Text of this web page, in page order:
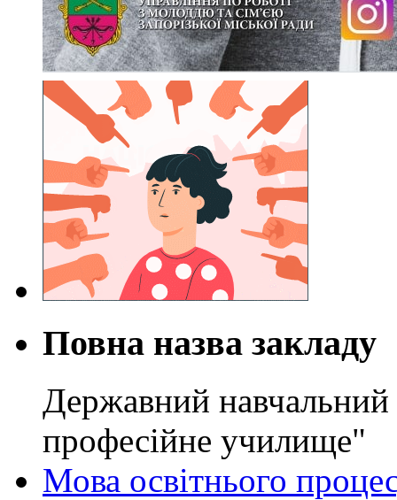
Повна назва закладу
Державний навчальний
професійне училище"
Мова освітнього